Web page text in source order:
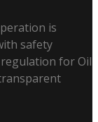
is
safety
for Oil